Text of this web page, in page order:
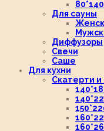
Для сауны
Диффузоры
Свечи
Саше
Для кухни
Скатерти и